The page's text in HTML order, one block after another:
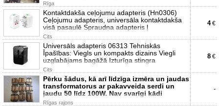
Rīga
Kontaktdakša ceļojumu adapteris (Hn0306)
Ceļojumu adapteris, universāla kontaktdakša
visā pasaulē Spraudņa adapteris ļ
Cits
4€
Universāls adapteris 06313 Tehniskās
Īpašības: Viegls un kompakts dizains Viegli
uzglabājams bagāžā Izturīga stingra
Cits
8 €
Pērku šādus, kā arī līdzīga izmēra un jaudas
transformatorus ar pakavveida serdi un
jaudu 50 līdz 100W. Nav svarīgi kādi
Rīgas rajons
-